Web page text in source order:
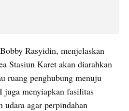
Rasyidin, menjelaskan
Stasiun Karet akan diarahkan
menyiapkan fasilitas
udara agar perpindahan